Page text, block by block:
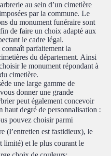
au sein d’un cimetière
par la commune. Le
du monument funéraire sont
de faire un choix adapté aux
le cadre légal.
parfaitement la
du département. Ainsi
le monument répondant à
cimetière.
une large gamme de
donner une grande
peut également concevoir
haut degré de personnalisation :
pouvez choisir parmi
(l’entretien est fastidieux), le
limité) et le plus courant le